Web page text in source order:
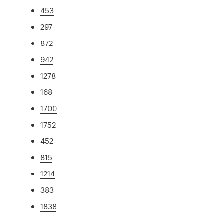
453
297
872
942
1278
168
1700
1752
452
815
1214
383
1838